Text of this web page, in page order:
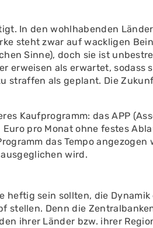
In den wohlhabenden
steht zwar auf wackligen
Sinne), doch sie ist
erweisen als erwartet, sodass
straffen als geplant. Die
Kaufprogramm: das APP
pro Monat ohne festes
das Tempo angezogen
wird.
heftig sein sollten, die Dynamik
stellen. Denn die
ihrer Länder bzw. ihrer